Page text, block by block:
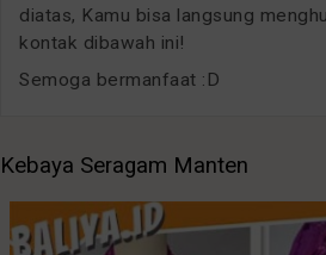
diatas, Kamu bisa langsung
kontak dibawah ini!
Semoga bermanfaat :D
Kebaya Seragam Manten